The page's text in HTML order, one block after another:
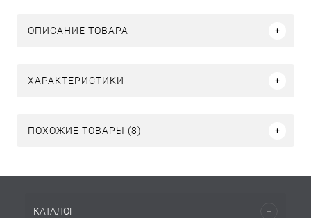
ОПИСАНИЕ ТОВАРА
ХАРАКТЕРИСТИКИ
ПОХОЖИЕ ТОВАРЫ (8)
КАТАЛОГ